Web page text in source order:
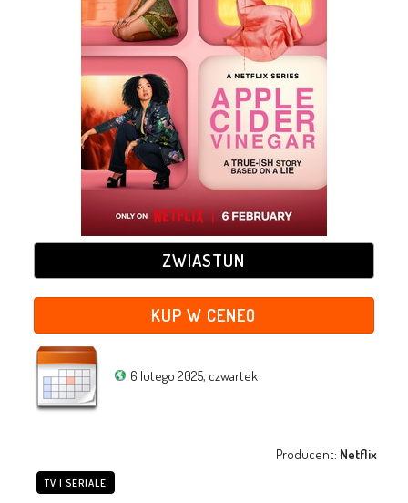
ZWIASTUN
KUP W CENEO
6 lutego 2025, czwartek
Producent: Netflix
TV I SERIALE